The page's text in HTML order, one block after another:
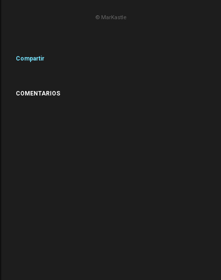
© MarKastle
Compartir
COMENTARIOS